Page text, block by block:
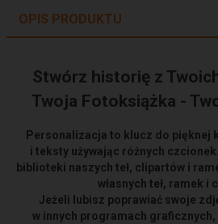
OPIS PRODUKTU
Stwórz historię z
Twoja Fotoksiążka -
Personalizacja to klucz do pięknej
i teksty używając różnych
biblioteki naszych teł, clipartów i
własnych teł, ramek i
Jeżeli lubisz poprawiać swoje
w innych programach graficznych,